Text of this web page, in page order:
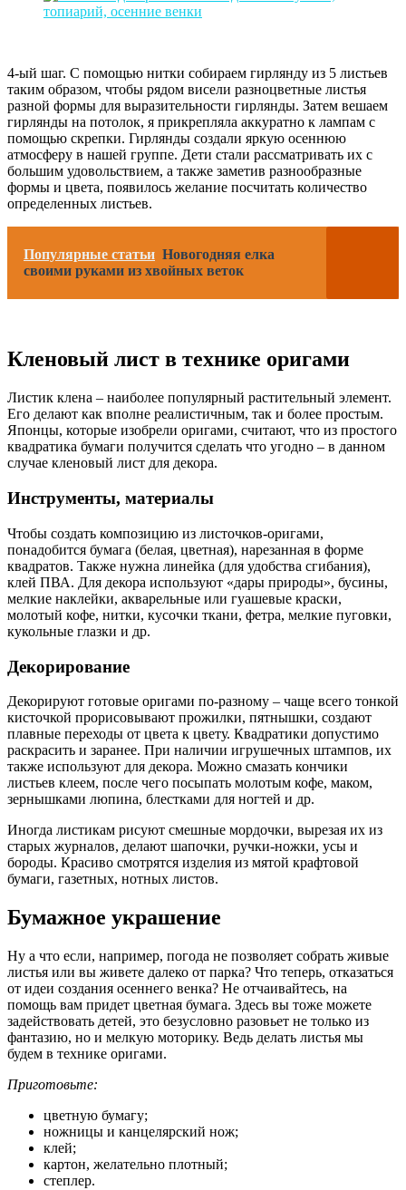
4-ый шаг. С помощью нитки собираем гирлянду из 5 листьев
таким образом, чтобы рядом висели разноцветные листья
разной формы для выразительности гирлянды. Затем вешаем
гирлянды на потолок, я прикрепляла аккуратно к лампам с
помощью скрепки. Гирлянды создали яркую осеннюю
атмосферу в нашей группе. Дети стали рассматривать их с
большим удовольствием, а также заметив разнообразные
формы и цвета, появилось желание посчитать количество
определенных листьев.
Популярные статьи Новогодняя елка
своими руками из хвойных веток
Кленовый лист в технике оригами
Листик клена – наиболее популярный растительный элемент.
Его делают как вполне реалистичным, так и более простым.
Японцы, которые изобрели оригами, считают, что из простого
квадратика бумаги получится сделать что угодно – в данном
случае кленовый лист для декора.
Инструменты, материалы
Чтобы создать композицию из листочков-оригами,
понадобится бумага (белая, цветная), нарезанная в форме
квадратов. Также нужна линейка (для удобства сгибания),
клей ПВА. Для декора используют «дары природы», бусины,
мелкие наклейки, акварельные или гуашевые краски,
молотый кофе, нитки, кусочки ткани, фетра, мелкие пуговки,
кукольные глазки и др.
Декорирование
Декорируют готовые оригами по-разному – чаще всего тонкой
кисточкой прорисовывают прожилки, пятнышки, создают
плавные переходы от цвета к цвету. Квадратики допустимо
раскрасить и заранее. При наличии игрушечных штампов, их
также используют для декора. Можно смазать кончики
листьев клеем, после чего посыпать молотым кофе, маком,
зернышками люпина, блестками для ногтей и др.
Иногда листикам рисуют смешные мордочки, вырезая их из
старых журналов, делают шапочки, ручки-ножки, усы и
бороды. Красиво смотрятся изделия из мятой крафтовой
бумаги, газетных, нотных листов.
Бумажное украшение
Ну а что если, например, погода не позволяет собрать живые
листья или вы живете далеко от парка? Что теперь, отказаться
от идеи создания осеннего венка? Не отчаивайтесь, на
помощь вам придет цветная бумага. Здесь вы тоже можете
задействовать детей, это безусловно разовьет не только из
фантазию, но и мелкую моторику. Ведь делать листья мы
будем в технике оригами.
Приготовьте:
цветную бумагу;
ножницы и канцелярский нож;
клей;
картон, желательно плотный;
степлер.